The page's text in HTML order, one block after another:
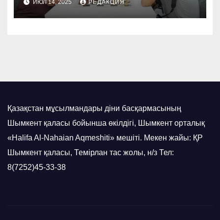
ҰЙЫМДАСТЫРЫЛДЫ
(ФОТО)
ИЮЛ 14, 2025 РЕДАКЦИЯ
Қазақстан мұсылмандары діни басқармасының
Шымкент қаласы бойынша өкілдігі, Шымкент орталық
«Halifa Al-Nahaian Aqmeshiti» мешіті. Мекен жайы: ҚР
Шымкент қаласы, Темірлан тас жолы, н/з Тел:
8(7252)45-33-38